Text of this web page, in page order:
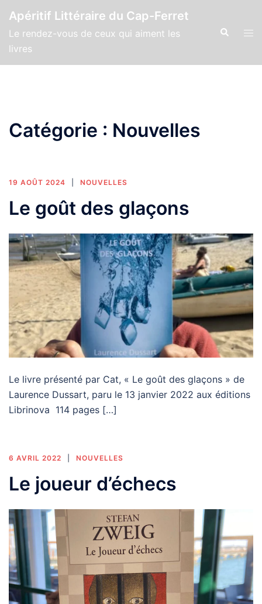
au
contenu
Apéritif Littéraire du Cap-Ferret
Le rendez-vous de ceux qui aiment les
livres
Catégorie : Nouvelles
19 AOÛT 2024 NOUVELLES
Le goût des glaçons
Le livre présenté par Cat, « Le goût des glaçons » de
Laurence Dussart, paru le 13 janvier 2022 aux éditions
Librinova 114 pages […]
6 AVRIL 2022 NOUVELLES
Le joueur d’échecs